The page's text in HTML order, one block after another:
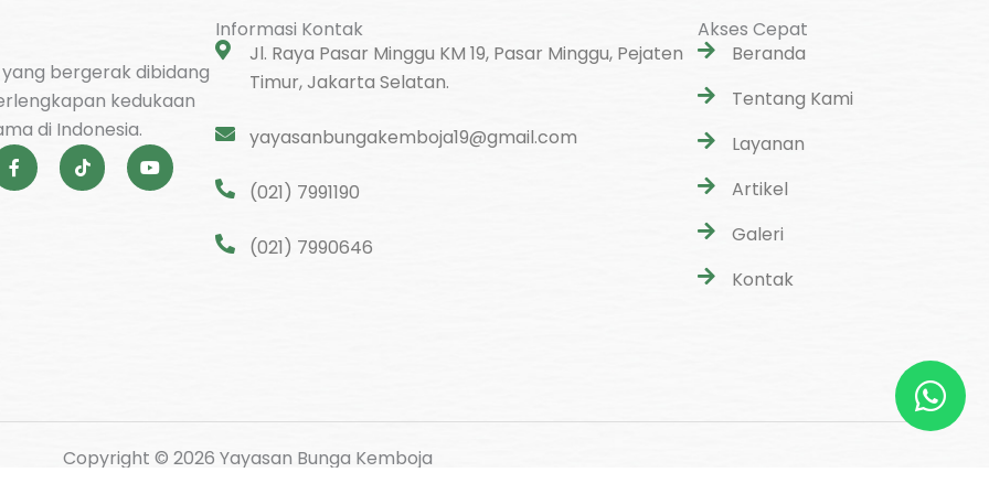
bergerak dibidang
kedukaan
di Indonesia.
F
a
c
T
i
k
Y
o
u
Informasi Kontak
Jl. Raya Pasar Minggu KM 19, Pasar Minggu, Pejaten
Timur, Jakarta Selatan.
yayasanbungakemboja19@gmail.com
(021) 7991190
(021) 7990646
Akses Cepat
Beranda
Tentang Kami
Layanan
Artikel
Galeri
Kontak
Copyright © 2026 Yayasan Bunga Kemboja